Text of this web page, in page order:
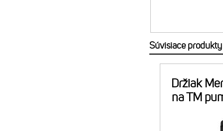
Súvisiace produkty
Držiak
na TM